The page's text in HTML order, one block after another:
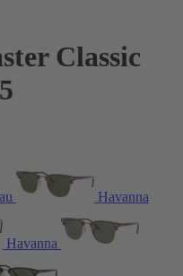
Classic
Havanna
Havanna